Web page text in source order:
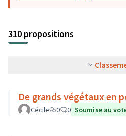
310 propositions
De grands végétaux en
Cécile 0 0 Soumise au